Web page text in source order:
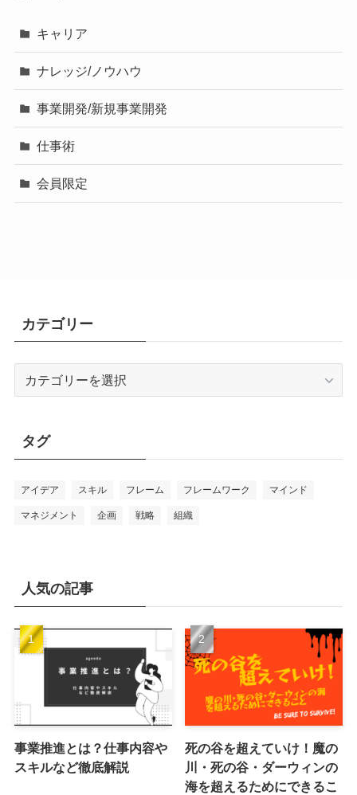
キャリア
ナレッジ/ノウハウ
事業開発/新規事業開発
仕事術
会員限定
カテゴリー
ー
タグ
アイデア スキル フレーム フレームワーク マインド
マネジメント 企画 戦略 組織
人気の記事
事業推進とは？仕事内容や
スキルなど徹底解説
死の谷を超えていけ！魔の
川・死の谷・ダーウィンの
海を超えるためにできるこ